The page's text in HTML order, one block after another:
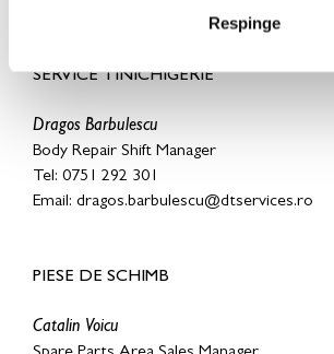
Respinge
SERVICE TINICHIGERIE
Dragos Barbulescu
Body Repair Shift Manager
Tel: 0751 292 301
Email: dragos.barbulescu@dtservices.ro
PIESE DE SCHIMB
Catalin Voicu